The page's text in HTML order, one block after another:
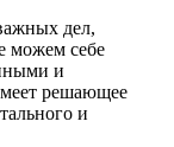
дел,
можем себе
и
решающее
и